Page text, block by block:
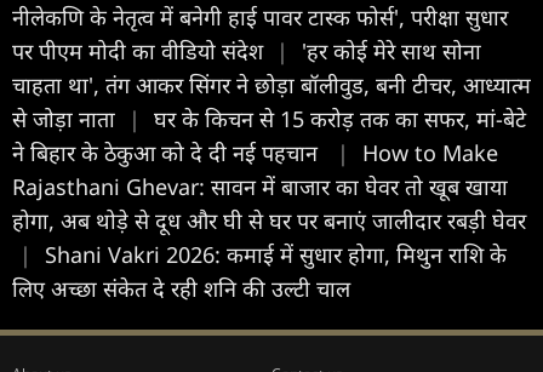
नीलेकणि के नेतृत्व में बनेगी हाई पावर टास्क फोर्स', परीक्षा सुधार
पर पीएम मोदी का वीडियो संदेश |
'हर कोई मेरे साथ सोना
चाहता था', तंग आकर सिंगर ने छोड़ा बॉलीवुड, बनी टीचर, आध्यात्म
से जोड़ा नाता
|
घर के किचन से 15 करोड़ तक का सफर, मां-बेटे
ने बिहार के ठेकुआ को दे दी नई पहचान
|
How to Make
Rajasthani Ghevar: सावन में बाजार का घेवर तो खूब खाया
होगा, अब थोड़े से दूध और घी से घर पर बनाएं जालीदार रबड़ी घेवर
|
Shani Vakri 2026: कमाई में सुधार होगा, मिथुन राशि के
लिए अच्छा संकेत दे रही शनि की उल्टी चाल